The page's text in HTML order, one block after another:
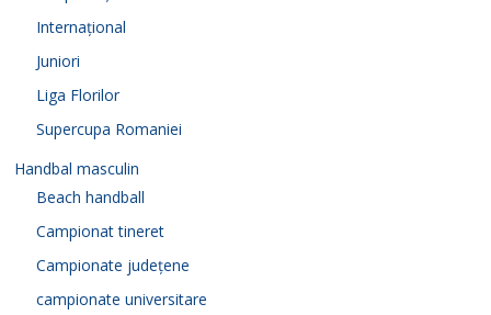
Internațional
Juniori
Liga Florilor
Supercupa Romaniei
Handbal masculin
Beach handball
Campionat tineret
Campionate județene
campionate universitare